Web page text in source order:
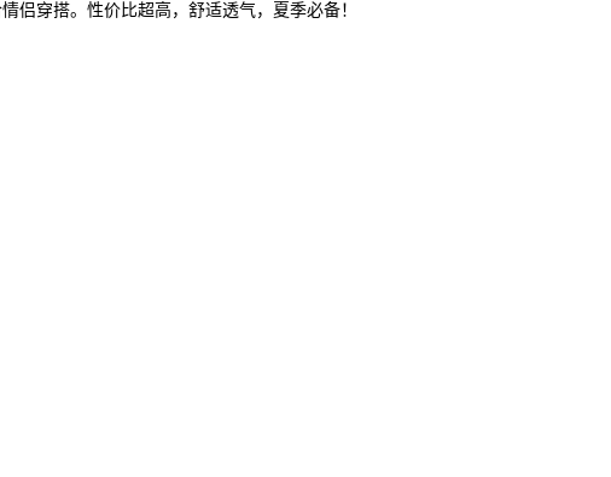
侣穿搭。性价比超高，舒适透气，夏季必备！